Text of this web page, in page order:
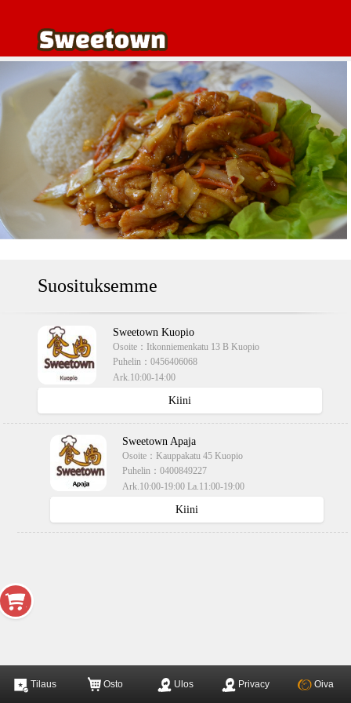
Suosituksemme
Sweetown Kuopio
Osoite：
Itkonniemenkatu 13 B Kuopio
Puhelin：0456406068
Ark.10:00-14:00
Kiini
Sweetown Apaja
Osoite： Kauppakatu 45 Kuopio
Puhelin：0400849227
Ark.10:00-19:00 La.11:00-19:00
Kiini
Tilaus Osto Ulos Privacy Oiva